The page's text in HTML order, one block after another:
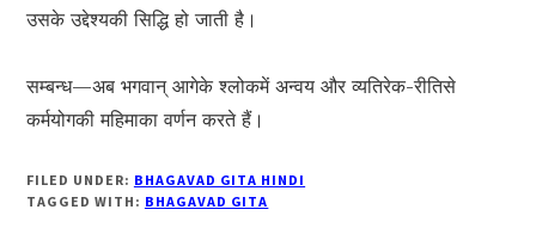
उसके उद्देश्यकी सिद्धि हो जाती है।
सम्बन्ध—अब भगवान् आगेके श्लोकमें अन्वय और व्यतिरेक-रीतिसे
कर्मयोगकी महिमाका वर्णन करते हैं।
FILED UNDER: BHAGAVAD GITA HINDI
TAGGED WITH: BHAGAVAD GITA